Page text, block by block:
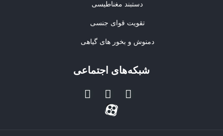
دستبند مغناطیسی
تقویت قوای جنسی
دمنوش و بخور های گیاهی
شبکه‌های اجتماعی